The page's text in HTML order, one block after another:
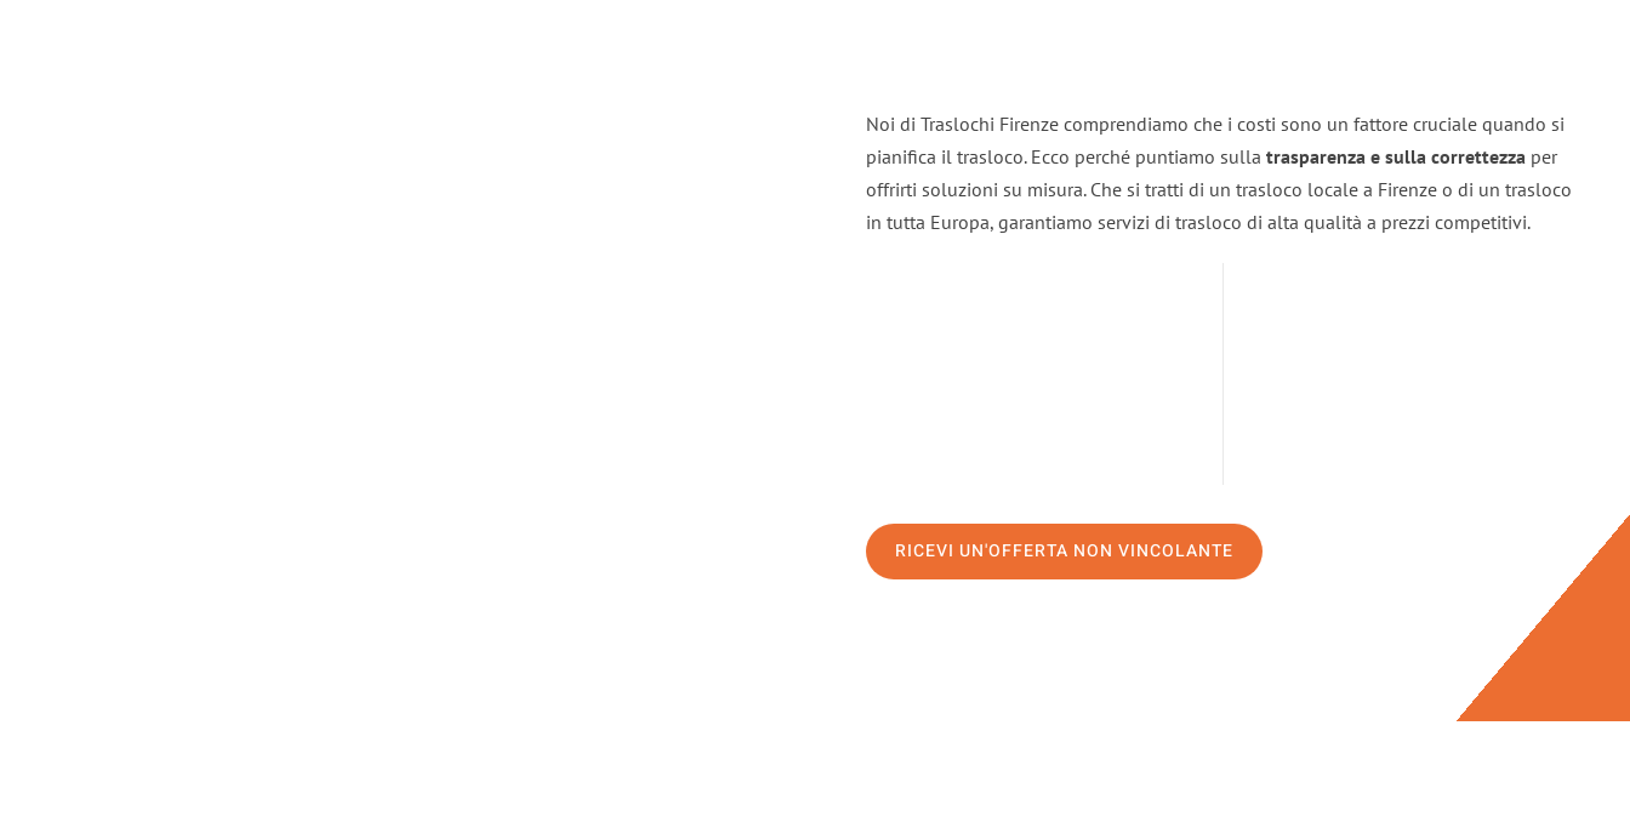
Noi di Traslochi Firenze comprendiamo che i costi sono un fattore cruciale quando si
pianifica il trasloco. Ecco perché puntiamo sulla trasparenza e sulla correttezza per
offrirti soluzioni su misura. Che si tratti di un trasloco locale a Firenze o di un trasloco
in tutta Europa, garantiamo servizi di trasloco di alta qualità a prezzi competitivi.
RICEVI UN'OFFERTA NON VINCOLANTE